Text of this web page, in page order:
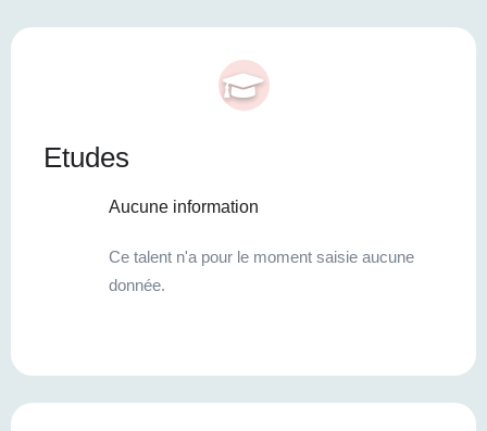
Etudes
Aucune information
Ce talent n'a pour le moment saisie aucune
donnée.